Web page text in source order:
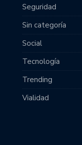
Seguridad
Sin categoría
Social
Tecnología
Trending
Vialidad